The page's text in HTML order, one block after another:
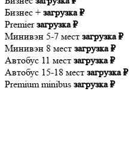
Бизнес + загрузка ₽
Premier загрузка ₽
Минивэн 5-7 мест загрузка ₽
Минивэн 8 мест загрузка ₽
Автобус 11 мест загрузка ₽
Автобус 15-18 мест загрузка ₽
Premium minibus загрузка ₽